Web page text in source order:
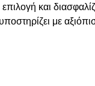
και
με